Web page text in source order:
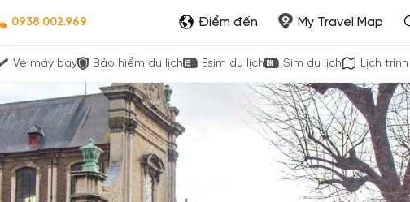
0938.002.969 Điểm đến My Travel Map
Vé máy bay Bảo hiểm du lịch Esim du lịch Sim du lịch Lịch